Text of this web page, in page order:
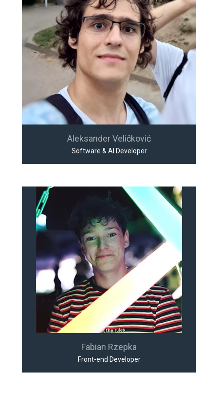
Aleksander Veličković
Software & AI Developer
Fabian Rzepka
Front-end Developer